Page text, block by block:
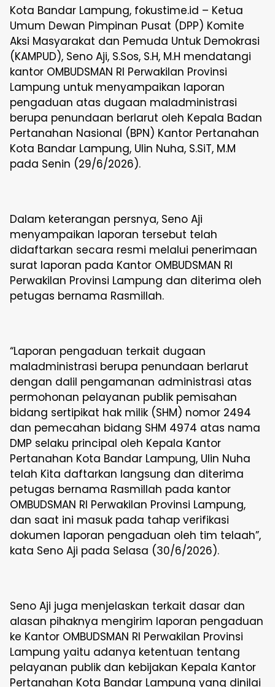
Kota Bandar Lampung, fokustime.id – Ketua
Umum Dewan Pimpinan Pusat (DPP) Komite
Aksi Masyarakat dan Pemuda Untuk Demokrasi
(KAMPUD), Seno Aji, S.Sos, S.H, M.H mendatangi
kantor OMBUDSMAN RI Perwakilan Provinsi
Lampung untuk menyampaikan laporan
pengaduan atas dugaan maladministrasi
berupa penundaan berlarut oleh Kepala Badan
Pertanahan Nasional (BPN) Kantor Pertanahan
Kota Bandar Lampung, Ulin Nuha, S.SiT, M.M
pada Senin (29/6/2026).
Dalam keterangan persnya, Seno Aji
menyampaikan laporan tersebut telah
didaftarkan secara resmi melalui penerimaan
surat laporan pada Kantor OMBUDSMAN RI
Perwakilan Provinsi Lampung dan diterima oleh
petugas bernama Rasmillah.
“Laporan pengaduan terkait dugaan
maladministrasi berupa penundaan berlarut
dengan dalil pengamanan administrasi atas
permohonan pelayanan publik pemisahan
bidang sertipikat hak milik (SHM) nomor 2494
dan pemecahan bidang SHM 4974 atas nama
DMP selaku principal oleh Kepala Kantor
Pertanahan Kota Bandar Lampung, Ulin Nuha
telah Kita daftarkan langsung dan diterima
petugas bernama Rasmillah pada kantor
OMBUDSMAN RI Perwakilan Provinsi Lampung,
dan saat ini masuk pada tahap verifikasi
dokumen laporan pengaduan oleh tim telaah”,
kata Seno Aji pada Selasa (30/6/2026).
Seno Aji juga menjelaskan terkait dasar dan
alasan pihaknya mengirim laporan pengaduan
ke Kantor OMBUDSMAN RI Perwakilan Provinsi
Lampung yaitu adanya ketentuan tentang
pelayanan publik dan kebijakan Kepala Kantor
Pertanahan Kota Bandar Lampung yang dinilai